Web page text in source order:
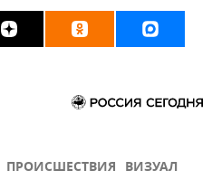
ПРОИСШЕСТВИЯ ВИЗУАЛ